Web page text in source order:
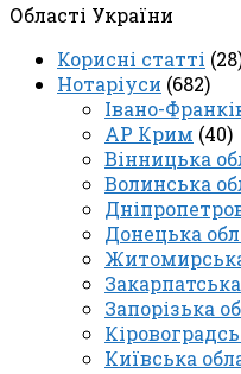
Області України
Корисні статті
Нотаріуси (682)
Івано-
АР Крим (40)
Вінницька
Волинська
Донецька
Запорізька
Київська